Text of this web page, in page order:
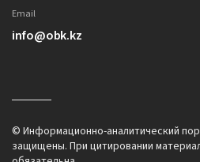
Email
info@obk.kz
© Информационно-аналитический
защищены. При цитировании